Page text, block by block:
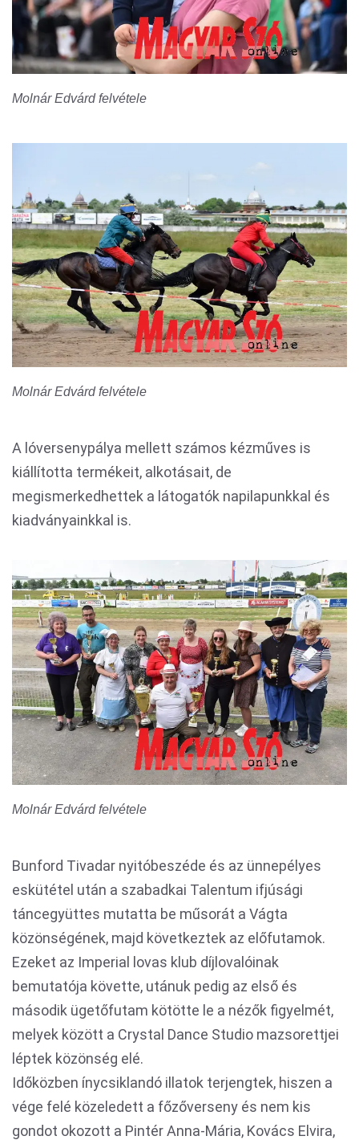
Molnár Edvárd felvétele
Molnár Edvárd felvétele
A lóversenypálya mellett számos kézműves is
kiállította termékeit, alkotásait, de
megismerkedhettek a látogatók napilapunkkal és
kiadványainkkal is.
Molnár Edvárd felvétele
Bunford Tivadar nyitóbeszéde és az ünnepélyes
eskütétel után a szabadkai Talentum ifjúsági
táncegyüttes mutatta be műsorát a Vágta
közönségének, majd következtek az előfutamok.
Ezeket az Imperial lovas klub díjlovalóinak
bemutatója követte, utánuk pedig az első és
második ügetőfutam kötötte le a nézők figyelmét,
melyek között a Crystal Dance Studio mazsorettjei
léptek közönség elé.
Időközben ínycsiklandó illatok terjengtek, hiszen a
vége felé közeledett a főzőverseny és nem kis
gondot okozott a Pintér Anna-Mária, Kovács Elvira,